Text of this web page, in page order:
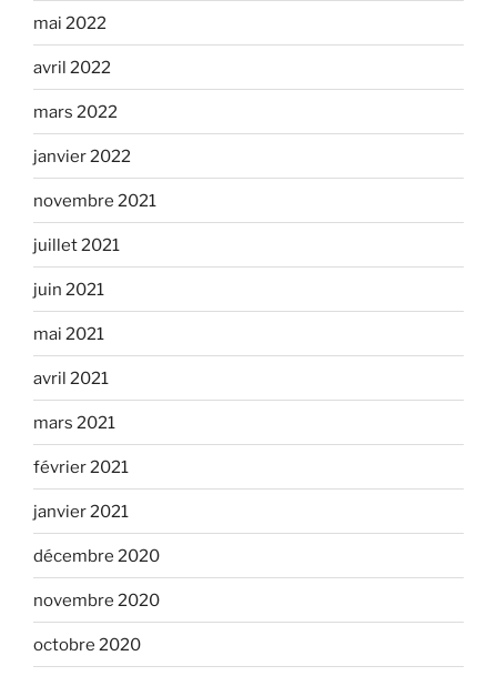
mai 2022
avril 2022
mars 2022
janvier 2022
novembre 2021
juillet 2021
juin 2021
mai 2021
avril 2021
mars 2021
février 2021
janvier 2021
décembre 2020
novembre 2020
octobre 2020